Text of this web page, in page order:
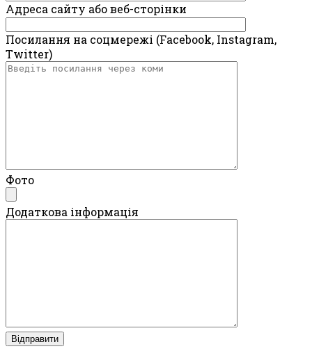
Адреса сайту або веб-сторінки
Посилання на соцмережі (Facebook, Instagram,
Twitter)
Фото
Додаткова інформація